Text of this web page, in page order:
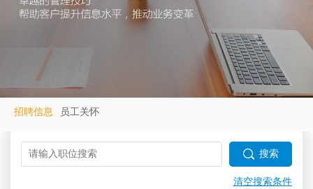
招聘信息 员工关怀
清空搜索条件